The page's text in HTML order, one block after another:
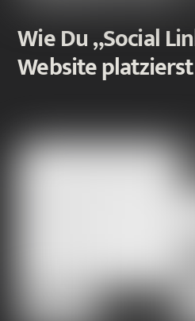
Wie Du „Social
Website platzierst